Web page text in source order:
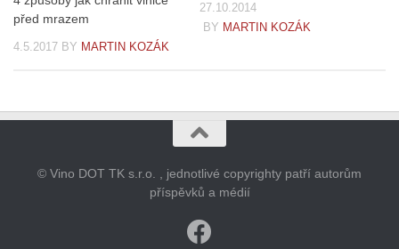
před mrazem
4.5.2017 BY MARTIN KOZÁK
27.10.2014
BY MARTIN KOZÁK
© Vino DOT TK s.r.o. , jednotlivé copyrighty patří autorům
příspěvků a médií